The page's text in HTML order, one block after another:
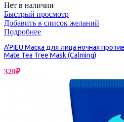
Нет в наличии
Быстрый просмотр
Добавить в список желаний
Подробнее
A’PIEU Маска для лица ночная
Mate Tea Tree Mask (Calming)
320₽